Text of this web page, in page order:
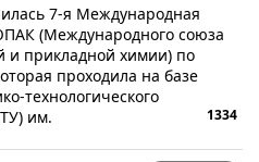
7-я Международная
(Международного союза
и прикладной химии) по
проходила на базе
технологического
им.
1334